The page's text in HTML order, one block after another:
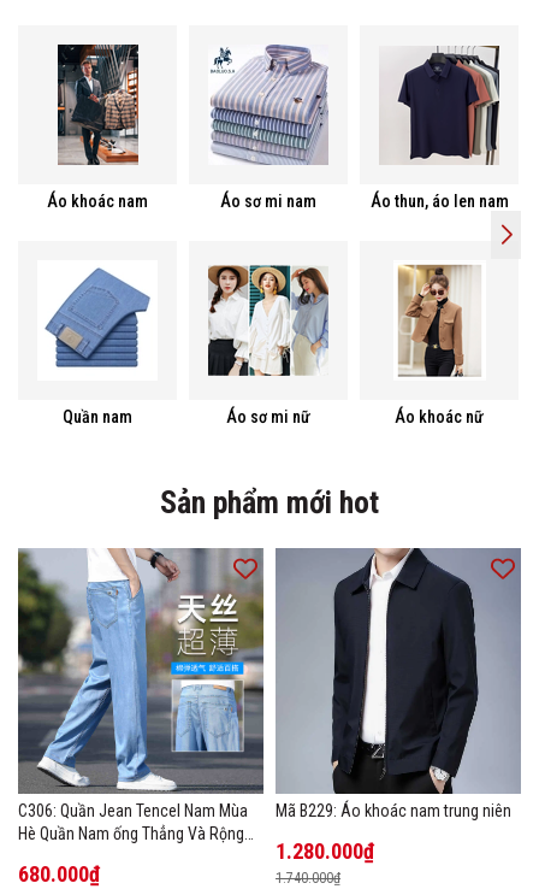
Áo khoác nam Áo sơ mi nam Áo thun, áo len nam
Quần nam Áo sơ mi nữ Áo khoác nữ
Sản phẩm mới hot
C306: Quần Jean Tencel Nam Mùa
Hè Quần Nam ống Thẳng Và Rộng
680.000₫
Mã B229: Áo khoác nam trung niên
1.280.000₫
1.740.000₫